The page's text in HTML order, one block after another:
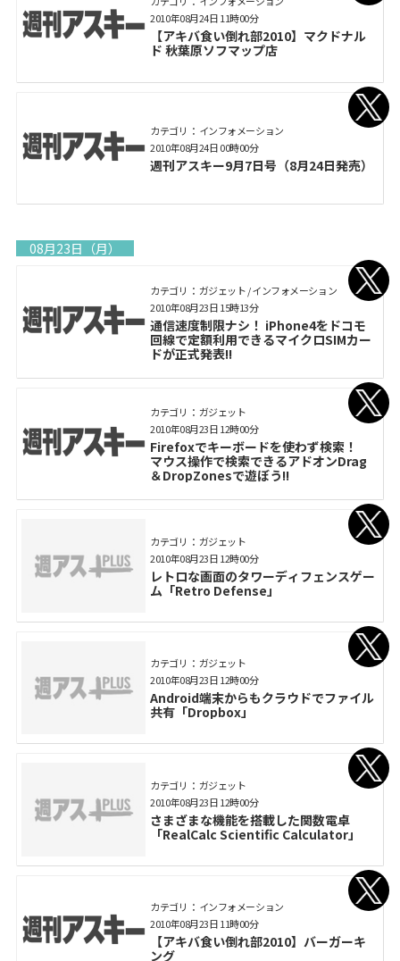
【アキバ食い倒れ部2010】マクドナル
ド 秋葉原ソフマップ店
2010年08月24日 11時00分
カテゴリ： インフォメーション
週刊アスキー9月7日号（8月24日発売）
2010年08月24日 00時00分
08月23日（月）
カテゴリ： ガジェット / インフォメーション
通信速度制限ナシ！ iPhone4をドコモ
回線で定額利用できるマイクロSIMカー
ドが正式発表!!
2010年08月23日 15時13分
カテゴリ： ガジェット
Firefoxでキーボードを使わず検索！
マウス操作で検索できるアドオンDrag
＆DropZonesで遊ぼう!!
2010年08月23日 12時00分
カテゴリ： ガジェット
レトロな画面のタワーディフェンスゲー
ム「Retro Defense」
2010年08月23日 12時00分
カテゴリ： ガジェット
Android端末からもクラウドでファイル
共有「Dropbox」
2010年08月23日 12時00分
カテゴリ： ガジェット
さまざまな機能を搭載した関数電卓
「RealCalc Scientific Calculator」
2010年08月23日 12時00分
カテゴリ： インフォメーション
【アキバ食い倒れ部2010】バーガーキ
ング
2010年08月23日 11時00分